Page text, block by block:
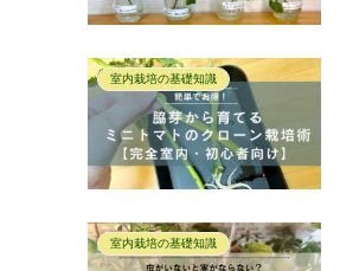
室内栽培の基礎知識
室内栽培の基礎知識